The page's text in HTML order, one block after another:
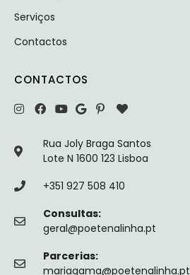
Serviços
Contactos
CONTACTOS
Rua Joly Braga Santos
Lote N 1600 123 Lisboa
+351 927 508 410
Consultas:
geral@poetenalinha.pt
Parcerias:
mariagama@poetenalinha.pt